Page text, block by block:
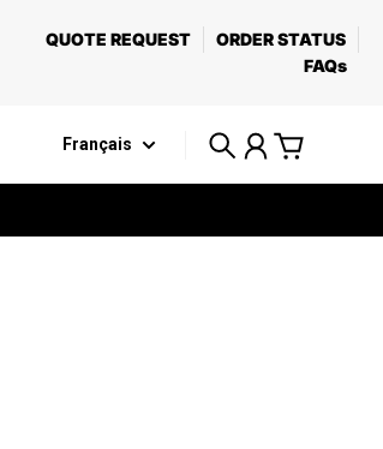
QUOTE REQUEST
ORDER STATUS
FAQs
Français
Recherche
Compte
Panier